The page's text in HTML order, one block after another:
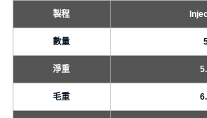
製程
數量
淨重
毛重